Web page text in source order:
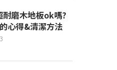
耐磨木地板ok嗎?
心得&清潔方法